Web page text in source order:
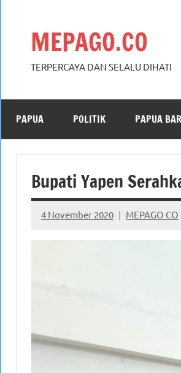
MEPAGO.CO
TERPERCAYA DAN SELALU DIHATI
PAPUA POLITIK PAPUA
Bupati Yapen
4 November 2020 MEPAGO CO
No
comments